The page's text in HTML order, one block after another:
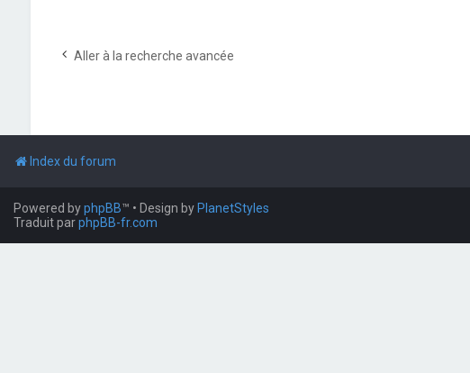
Aller à la recherche avancée
Index du forum
Powered byphpBB™ • Design by PlanetStyles
Traduit parphpBB-fr.com